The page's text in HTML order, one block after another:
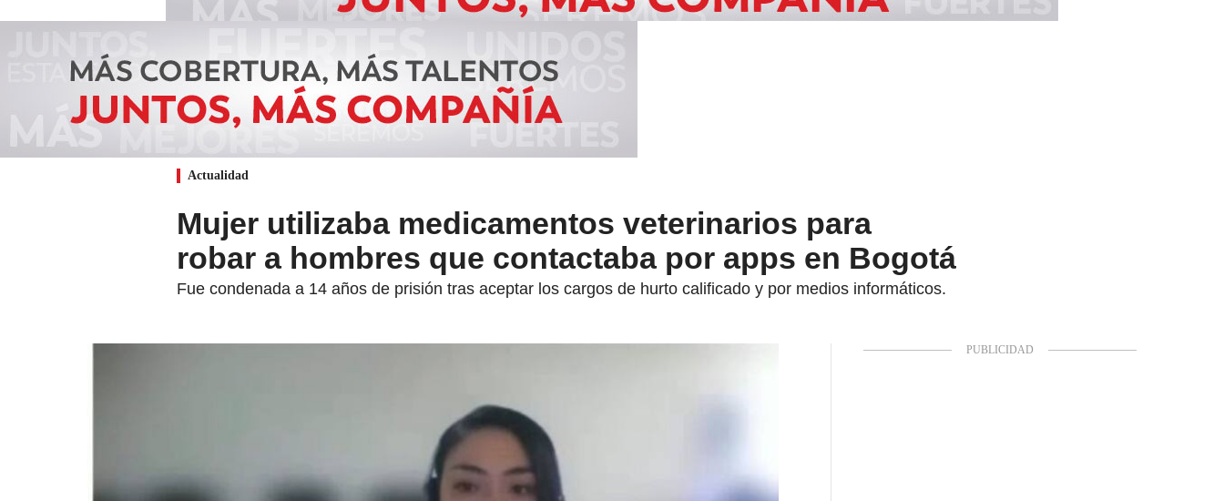
Actualidad
Mujer utilizaba medicamentos veterinarios para
robar a hombres que contactaba por apps en Bogotá
Fue condenada a 14 años de prisión tras aceptar los cargos de hurto calificado y por medios informáticos.